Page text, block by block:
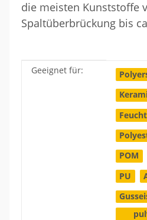
die meisten Kunststoffe
Spaltüberbrückung bis
Produkteigenschaft
Wert
Geeignet für:
POM
PU